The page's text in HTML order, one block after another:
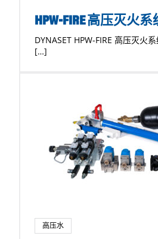
HPW-FIRE 高压灭火系
DYNASET HPW-FIRE 高压灭火
[…]
高压水